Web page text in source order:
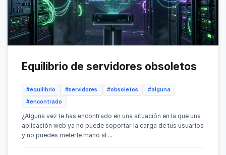
Equilibrio de servidores obsoletos
#equilibrio #servidores #obsoletos
#alguna
#encontrado
¿Alguna vez te has encontrado en una situación en la que una
aplicación web ya no puede soportar la carga de tus usuarios
y no puedes meterle mano al ...